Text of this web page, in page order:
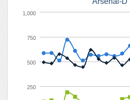
1,000
250
500
750